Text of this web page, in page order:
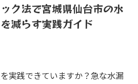
ク法で宮城県仙台市の水
減らす実践ガイド
実践できていますか？急な水漏